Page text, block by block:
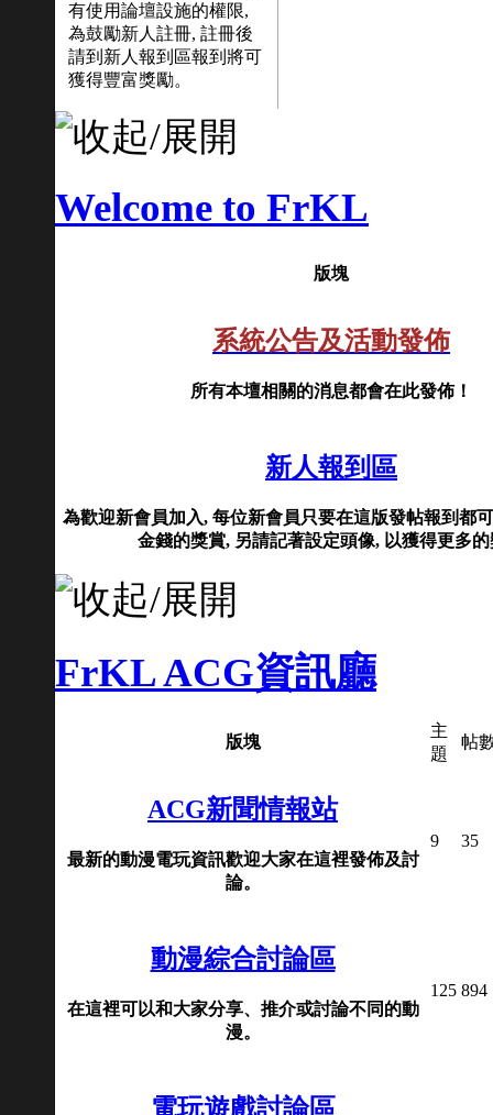
有使用論壇設施的權限,
為鼓勵新人註冊, 註冊後
請到新人報到區報到將可
獲得豐富獎勵。
Welcome to FrKL
版塊
系統公告及活動發佈
所有本壇相關的消息都會在此發佈！
新人報到區
為歡迎新會員加入, 每位新會員只要在這版發帖報到都
金錢的獎賞, 另請記著設定頭像, 以獲得更多
FrKL ACG資訊廳
版塊
主
題
帖
ACG新聞情報站
最新的動漫電玩資訊歡迎大家在這裡發佈及討
論。
9 35
動漫綜合討論區
在這裡可以和大家分享、推介或討論不同的動
漫。
125 894
電玩遊戲討論區